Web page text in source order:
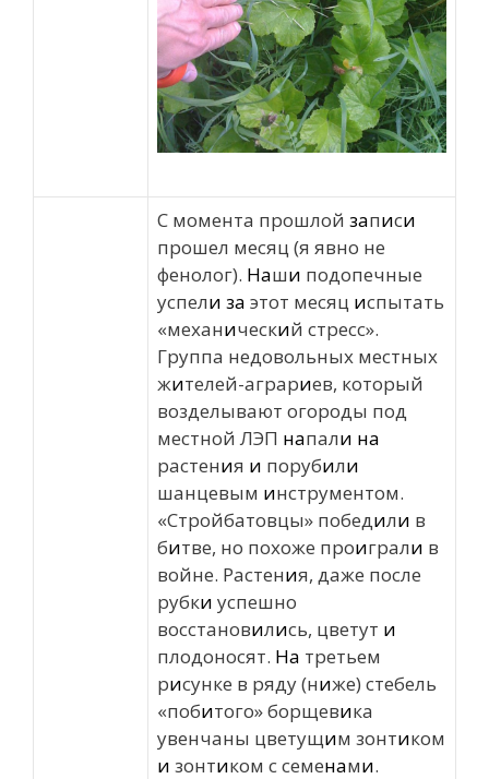
С момента прошлой записи
прошел месяц (я явно не
фенолог). Наши подопечные
успели за этот месяц испытать
«механический стресс».
Группа недовольных местных
жителей-аграриев, который
возделывают огороды под
местной ЛЭП напали на
растения и порубили
шанцевым инструментом.
«Стройбатовцы» победили в
битве, но похоже проиграли в
войне. Растения, даже после
рубки успешно
восстановились, цветут и
плодоносят. На третьем
рисунке в ряду (ниже) стебель
«побитого» борщевика
увенчаны цветущим зонтиком
и зонтиком с семенами.